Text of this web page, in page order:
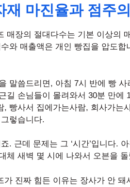
재 마진율과 점주
매장의 절대다수는 기본 이상의
와 매출액은 개인 빵집을 압도합
말씀드리면, 아침 7시 반에 빵
길 손님들이 몰려와서 30분 만에
, 빵사서 집에가는사람, 회사가는
렇습니다.
. 근데 문제는 그 ‘시간’입니다.
체 새벽 몇 시에 나와서 오븐을
가 진짜 힘든 이유는 장사가 안